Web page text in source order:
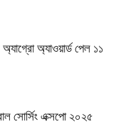
অ্যাগ্রো অ্যাওয়ার্ড পেল ১১
সোর্সিং এক্সপো ২০২৫